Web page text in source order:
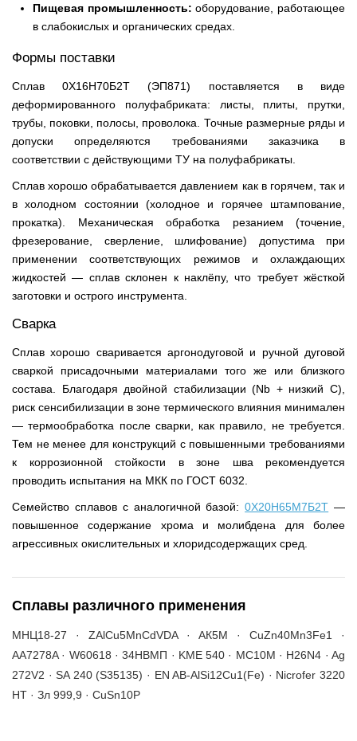
Пищевая промышленность: оборудование, работающее
в слабокислых и органических средах.
Формы поставки
Сплав 0Х16Н70Б2Т (ЭП871) поставляется в виде
деформированного полуфабриката: листы, плиты, прутки,
трубы, поковки, полосы, проволока. Точные размерные ряды и
допуски определяются требованиями заказчика в
соответствии с действующими ТУ на полуфабрикаты.
Сплав хорошо обрабатывается давлением как в горячем, так и
в холодном состоянии (холодное и горячее штампование,
прокатка). Механическая обработка резанием (точение,
фрезерование, сверление, шлифование) допустима при
применении соответствующих режимов и охлаждающих
жидкостей — сплав склонен к наклёпу, что требует жёсткой
заготовки и острого инструмента.
Сварка
Сплав хорошо сваривается аргонодуговой и ручной дуговой
сваркой присадочными материалами того же или близкого
состава. Благодаря двойной стабилизации (Nb + низкий C),
риск сенсибилизации в зоне термического влияния минимален
— термообработка после сварки, как правило, не требуется.
Тем не менее для конструкций с повышенными требованиями
к коррозионной стойкости в зоне шва рекомендуется
проводить испытания на МКК по ГОСТ 6032.
Семейство сплавов с аналогичной базой:0Х20Н65М7Б2Т —
повышенное содержание хрома и молибдена для более
агрессивных окислительных и хлоридсодержащих сред.
Сплавы различного применения
МНЦ18-27 · ZAlCu5MnCdVDA · АК5М · CuZn40Mn3Fe1 ·
AA7278A · W60618 · 34НВМП · KME 540 · MC10M · H26N4 · Ag
272V2 · SA 240 (S35135) · EN AB-AlSi12Cu1(Fe) · Nicrofer 3220
HT · Зл 999,9 · CuSn10P